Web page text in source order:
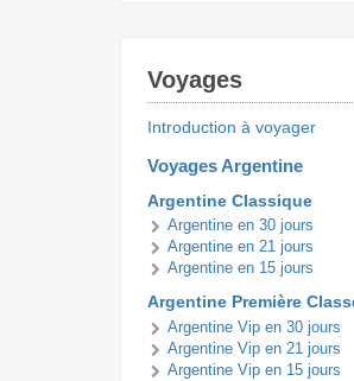
Voyages
Introduction à voyager
Voyages Argentine
Argentine Classique
Argentine en 30 jours
Argentine en 21 jours
Argentine en 15 jours
Argentine Première
Argentine Vip en 30 jours
Argentine Vip en 21 jours
Argentine Vip en 15 jours